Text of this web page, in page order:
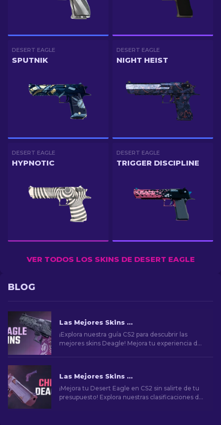
DESERT EAGLE
SPUTNIK
DESERT EAGLE
NIGHT HEIST
DESERT EAGLE
HYPNOTIC
DESERT EAGLE
TRIGGER DISCIPLINE
VER TODOS LOS SKINS DE DESERT EAGLE
BLOG
Las Mejores Skins de la Desert Eagle en CS2 [2026]
¡Explora nuestra guía CS2 para descubrir las
mejores skins Deagle! Mejora tu experiencia de
Las Mejores Skins Baratas para Desert Eagle en CS2
¡Mejora tu Desert Eagle en CS2 sin salirte de tu
presupuesto! Explora nuestras clasificaciones de